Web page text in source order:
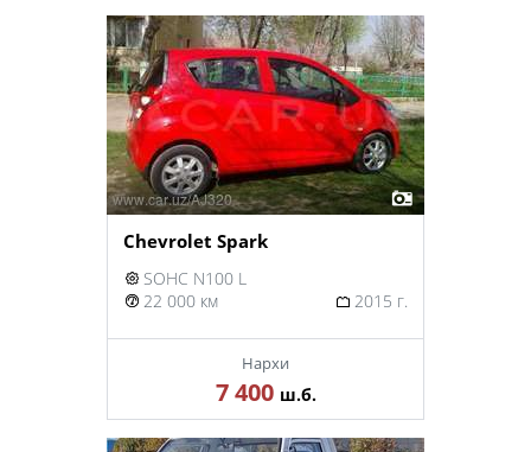
Chevrolet Spark
SOHC N100 L
22 000 км
2015 г.
Нархи
7 400 ш.б.